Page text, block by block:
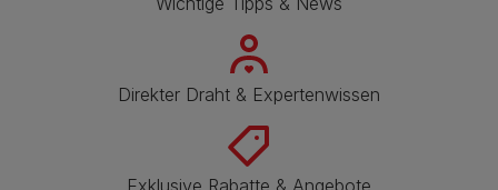
Direkter Draht & Expertenwissen
Exklusive Rabatte & Angebote